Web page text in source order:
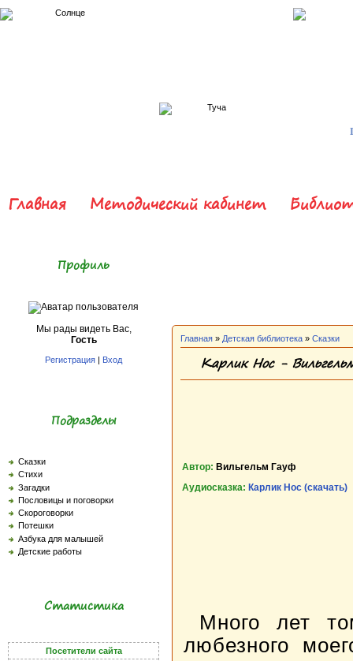
Главная Методический кабинет
Профиль
Мы рады видеть Вас,
Гость
Регистрация | Вход
Подразделы
Сказки
Стихи
Загадки
Пословицы и поговорки
Скороговорки
Потешки
Азбука для малышей
Детские работы
Статистика
Посетители сайта
Главная » Детская библиотека » Сказки
Карлик Нос -
Автор: Вильгельм Гауф
Аудиосказка: Карлик Нос (скачать)
Много лет
любезного